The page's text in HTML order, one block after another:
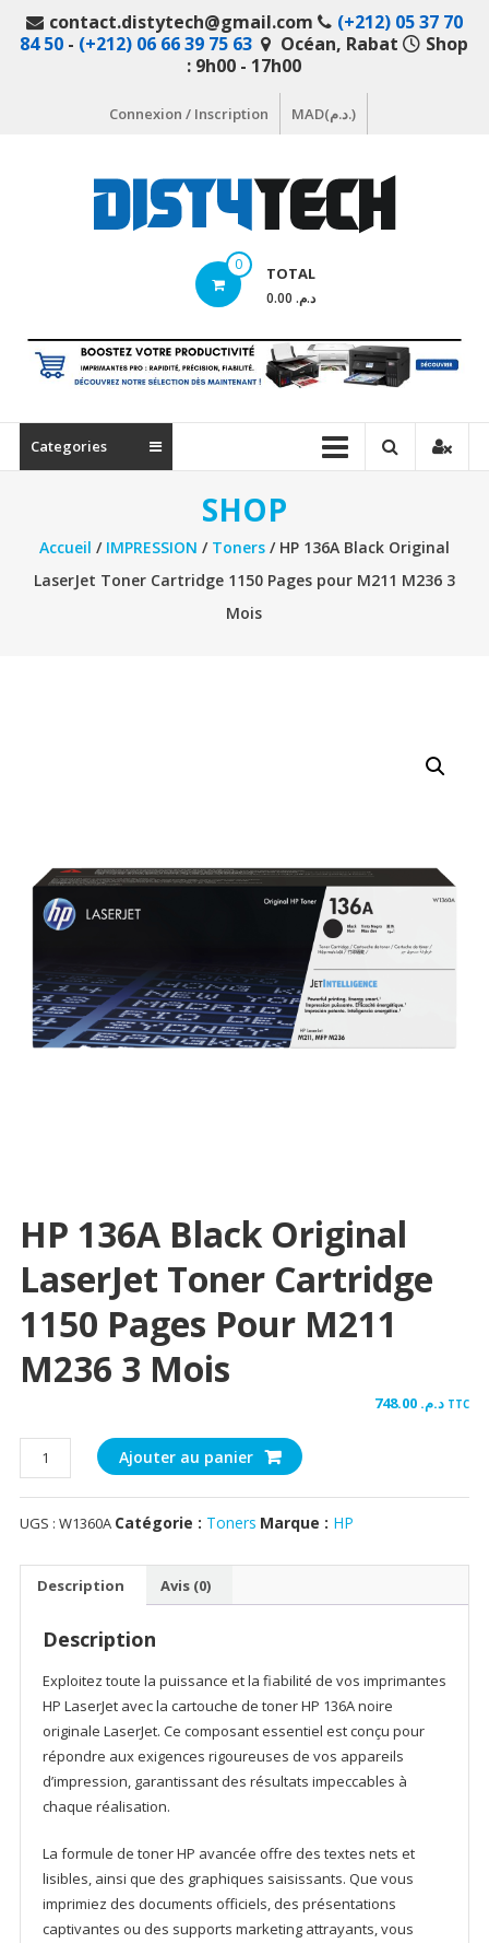
contact.distytech@gmail.com
(+212) 05 37 70
84 50 - (+212) 06 66 39 75 63 Océan, Rabat
Shop
: 9h00 - 17h00
Connexion / Inscription MAD(د.م.)
en
ligne
matériel
informatique
0 TOTAL
د.م. 0.00
Categories
SHOP
Accueil / IMPRESSION / Toners/ HP 136A Black Original
LaserJet Toner Cartridge 1150 Pages pour M211 M236 3
Mois
HP 136A Black Original
LaserJet Toner Cartridge
1150 Pages Pour M211
M236 3 Mois
د.م. TTC
quantité
de
HP
136A
Cartridge
1150
Pages
pour
M211
M236
Ajouter au panier
UGS : W1360A Catégorie : Toners Marque : HP
Description Avis (0)
Description
Exploitez toute la puissance et la fiabilité de vos imprimantes
HP LaserJet avec la cartouche de toner HP 136A noire
originale LaserJet. Ce composant essentiel est conçu pour
répondre aux exigences rigoureuses de vos appareils
d’impression, garantissant des résultats impeccables à
chaque réalisation.
La formule de toner HP avancée offre des textes nets et
lisibles, ainsi que des graphiques saisissants. Que vous
imprimiez des documents officiels, des présentations
captivantes ou des supports marketing attrayants, vous